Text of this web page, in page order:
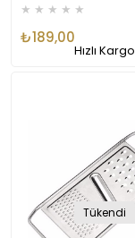
★ ★ ★ ★ ★
₺189,00
Hızlı Kargo
Tükendi